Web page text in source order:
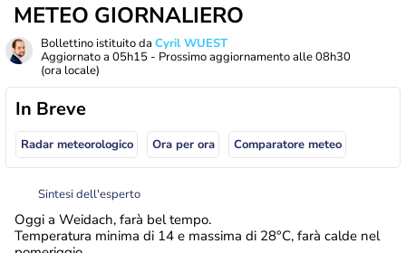
METEO GIORNALIERO
Bollettino istituito da Cyril WUEST
Aggiornato a 05h15 - Prossimo aggiornamento alle08h30
(ora locale)
In Breve
Radar meteorologico Ora per ora Comparatore meteo
Sintesi dell'esperto
Oggi a Weidach, farà bel tempo.
Temperatura minima di 14 e massima di 28°C, farà calde nel